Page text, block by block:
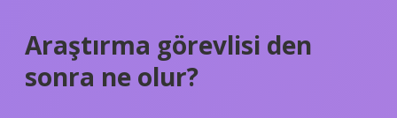
Araştırma görevlisi den
sonra ne olur?